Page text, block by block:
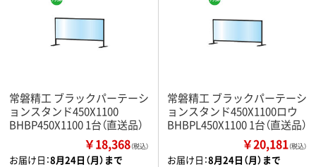
常磐精工 ブラックパーテーシ
ョンスタンド450X1100
BHBP450X1100 1台（直送品）
￥18,368（税込）
お届け日：8月24日（月）まで
常磐精工 ブラックパーテーシ
ョンスタンド450X1100ロウ
BHBPL450X1100 1台（直送品）
￥20,181（税込）
お届け日：8月24日（月）まで